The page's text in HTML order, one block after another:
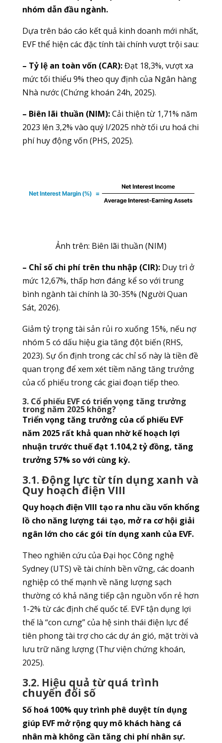
nhóm dẫn đầu ngành.
Dựa trên báo cáo kết quả kinh doanh mới nhất,
EVF thể hiện các đặc tính tài chính vượt trội sau:
– Tỷ lệ an toàn vốn (CAR):Đạt 18,3%, vượt xa
mức tối thiểu 9% theo quy định của Ngân hàng
Nhà nước (Chứng khoán 24h, 2025).
– Biên lãi thuần (NIM):Cải thiện từ 1,71% năm
2023 lên 3,2% vào quý I/2025 nhờ tối ưu hoá chi
phí huy động vốn (PHS, 2025).
Ảnh trên: Biên lãi thuần (NIM)
– Chỉ số chi phí trên thu nhập (CIR):Duy trì ở
mức 12,67%, thấp hơn đáng kể so với trung
bình ngành tài chính là 30-35% (Người Quan
Sát, 2026).
Giảm tỷ trọng tài sản rủi ro xuống 15%, nếu nợ
nhóm 5 có dấu hiệu gia tăng đột biến (RHS,
2023). Sự ổn định trong các chỉ số này là tiền đề
quan trọng để xem xét tiềm năng tăng trưởng
của cổ phiếu trong các giai đoạn tiếp theo.
3. Cổ phiếu EVF có triển vọng tăng trưởng
trong năm 2025 không?
Triển vọng tăng trưởng của cổ phiếu EVF
năm 2025 rất khả quan nhờ kế hoạch lợi
nhuận trước thuế đạt 1.104,2 tỷ đồng, tăng
trưởng 57% so với cùng kỳ.
3.1. Động lực từ tín dụng xanh và
Quy hoạch điện VIII
Quy hoạch điện VIII tạo ra nhu cầu vốn khổng
lồ cho năng lượng tái tạo, mở ra cơ hội giải
ngân lớn cho các gói tín dụng xanh của EVF.
Theo nghiên cứu của Đại học Công nghệ
Sydney (UTS) về tài chính bền vững, các doanh
nghiệp có thế mạnh về năng lượng sạch
thường có khả năng tiếp cận nguồn vốn rẻ hơn
1-2% từ các định chế quốc tế. EVF tận dụng lợi
thế là “con cưng” của hệ sinh thái điện lực để
tiên phong tài trợ cho các dự án gió, mặt trời và
lưu trữ năng lượng (Thư viện chứng khoán,
2025).
3.2. Hiệu quả từ quá trình
chuyển đổi số
Số hoá 100% quy trình phê duyệt tín dụng
giúp EVF mở rộng quy mô khách hàng cá
nhân mà không cần tăng chi phí nhân sự.